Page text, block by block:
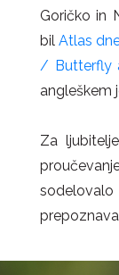
Goričko in
bilAtlas
/ Butterfly
angleškem
Za